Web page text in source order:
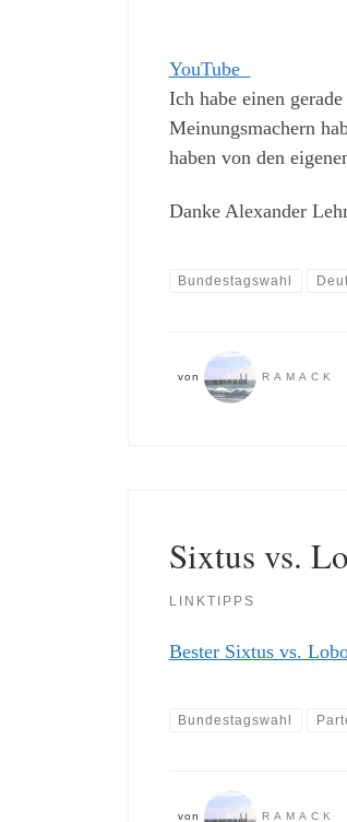
YouTube
Ich habe einen
Meinungsmachern
haben von den
Danke Alexander
Bundestagswahl
von RAMACK
Sixtus vs.
LINKTIPPS
Bester Sixtus vs.
Bundestagswahl
von RAMACK